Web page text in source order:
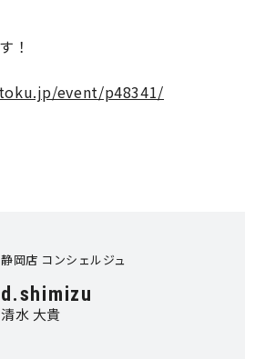
お客さまの声
！
event/p48341/
静岡店 コンシェルジュ
d.shimizu
清水 大貴